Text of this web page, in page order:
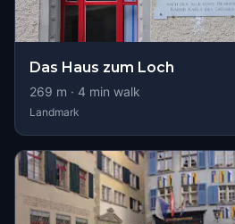
Das Haus zum Loch
269 m · 4 min walk
Landmark